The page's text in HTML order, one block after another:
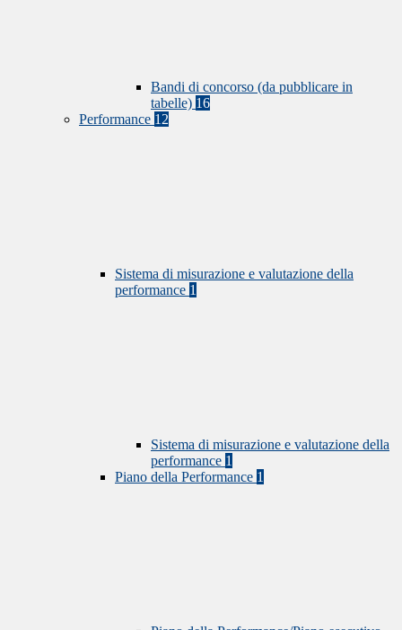
Bandi di concorso (da pubblicare in
tabelle) 16
Performance 12
Sistema di misurazione e valutazione della
performance 1
Sistema di misurazione e valutazione della
performance 1
Piano della Performance 1